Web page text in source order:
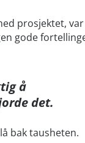
prosjektet,
gode
å
det.
bak tausheten.